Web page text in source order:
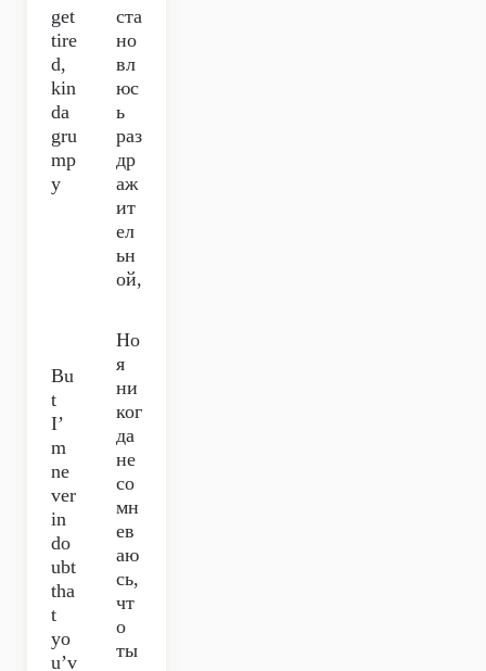
get
tire
d,
kin
da
gru
mp
y
ста
но
вл
юс
ь
раз
др
аж
ит
ел
ьн
ой,
Bu
t
I’
m
ne
ver
in
do
ubt
tha
t
yo
u’v
Но
я
ни
ког
да
не
со
мн
ев
аю
сь,
чт
о
ты